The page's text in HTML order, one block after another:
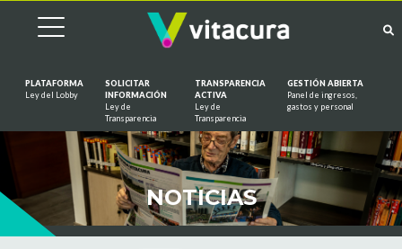
PLATAFORMA
Ley del Lobby
SOLICITAR
INFORMACIÓN
Ley de
Transparencia
TRANSPARENCIA
ACTIVA
Ley de
Transparencia
GESTIÓN ABIERTA
Panel de ingresos,
gastos y personal
NOTICIAS